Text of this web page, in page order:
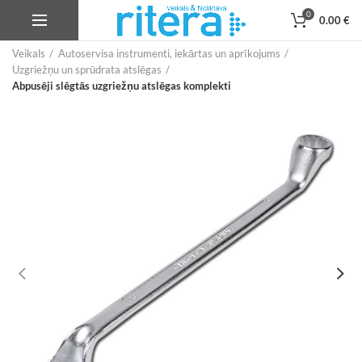
0 0.00€
Veikals
Autoservisa instrumenti, iekārtas un aprīkojums
Uzgriežņu un sprūdrata atslēgas
Abpusēji slēgtās uzgriežņu atslēgas komplekti